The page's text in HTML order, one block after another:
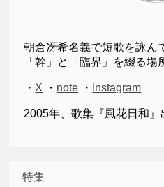
朝倉冴希名義で短歌を詠ん
「幹」と「臨界」を綴る場
・ X ・ note ・ Instagram
2005年、歌集『風花日和』
特集